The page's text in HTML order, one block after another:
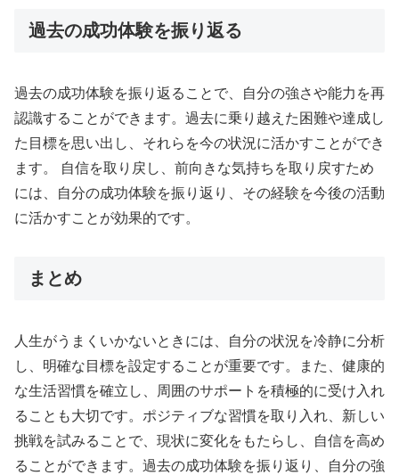
過去の成功体験を振り返る
過去の成功体験を振り返ることで、自分の強さや能力を再
認識することができます。過去に乗り越えた困難や達成し
た目標を思い出し、それらを今の状況に活かすことができ
ます。 自信を取り戻し、前向きな気持ちを取り戻すため
には、自分の成功体験を振り返り、その経験を今後の活動
に活かすことが効果的です。
まとめ
人生がうまくいかないときには、自分の状況を冷静に分析
し、明確な目標を設定することが重要です。また、健康的
な生活習慣を確立し、周囲のサポートを積極的に受け入れ
ることも大切です。ポジティブな習慣を取り入れ、新しい
挑戦を試みることで、現状に変化をもたらし、自信を高め
ることができます。過去の成功体験を振り返り、自分の強